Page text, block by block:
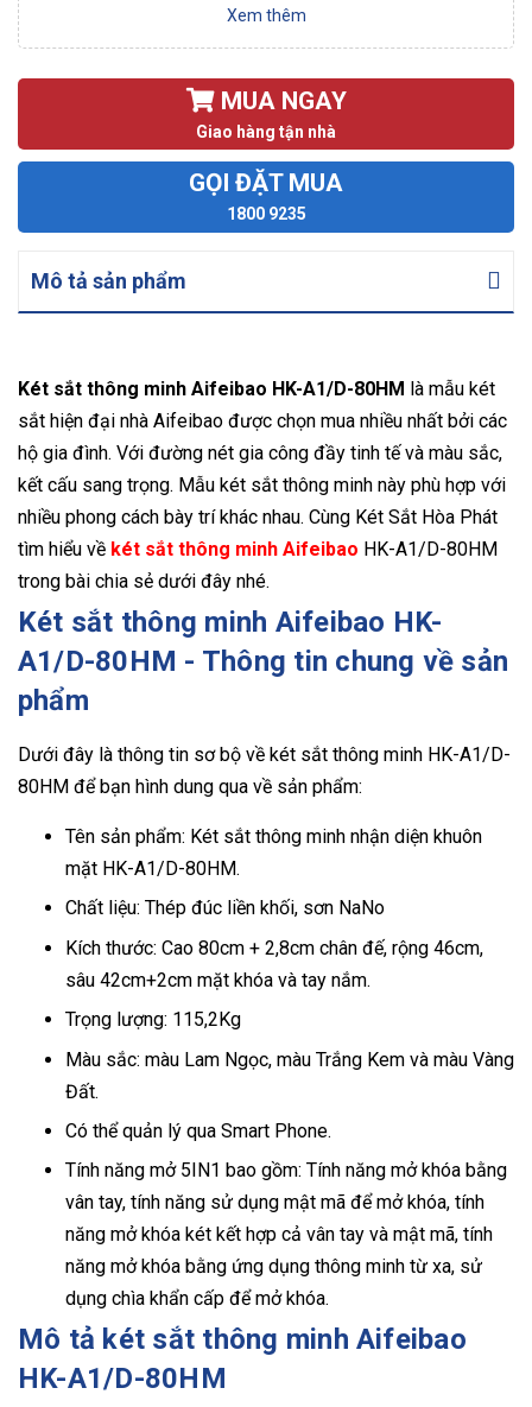
Xem thêm
MUA NGAY
Giao hàng tận nhà
GỌI ĐẶT MUA
1800 9235
Mô tả sản phẩm
Két sắt thông minh Aifeibao HK-A1/D-80HM là mẫu két
sắt hiện đại nhà Aifeibao được chọn mua nhiều nhất bởi các
hộ gia đình. Với đường nét gia công đầy tinh tế và màu sắc,
kết cấu sang trọng. Mẫu két sắt thông minh này phù hợp với
nhiều phong cách bày trí khác nhau. Cùng Két Sắt Hòa Phát
tìm hiểu về két sắt thông minh Aifeibao HK-A1/D-80HM
trong bài chia sẻ dưới đây nhé.
Két sắt thông minh Aifeibao HK-
A1/D-80HM - Thông tin chung về sản
phẩm
Dưới đây là thông tin sơ bộ về két sắt thông minh HK-A1/D-
80HM để bạn hình dung qua về sản phẩm:
Tên sản phẩm: Két sắt thông minh nhận diện khuôn
mặt HK-A1/D-80HM.
Chất liệu: Thép đúc liền khối, sơn NaNo
Kích thước: Cao 80cm + 2,8cm chân đế, rộng 46cm,
sâu 42cm+2cm mặt khóa và tay nắm.
Trọng lượng: 115,2Kg
Màu sắc: màu Lam Ngọc, màu Trắng Kem và màu Vàng
Đất.
Có thể quản lý qua Smart Phone.
Tính năng mở 5IN1 bao gồm: Tính năng mở khóa bằng
vân tay, tính năng sử dụng mật mã để mở khóa, tính
năng mở khóa két kết hợp cả vân tay và mật mã, tính
năng mở khóa bằng ứng dụng thông minh từ xa, sử
dụng chìa khẩn cấp để mở khóa.
Mô tả két sắt thông minh Aifeibao
HK-A1/D-80HM